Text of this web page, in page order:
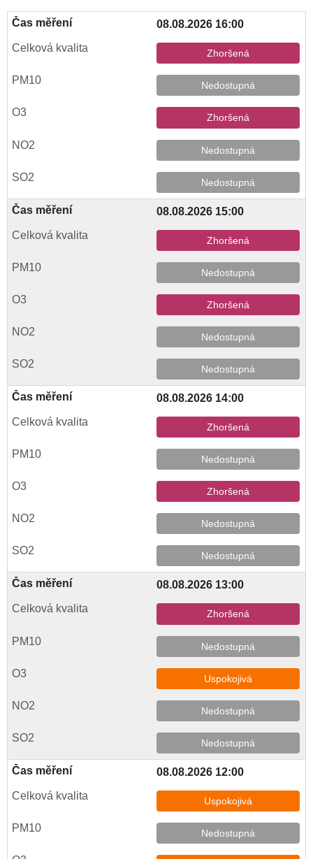
08.08.2026 16:00
Zhoršená
Nedostupná
Zhoršená
Nedostupná
Nedostupná
08.08.2026 15:00
Zhoršená
Nedostupná
Zhoršená
Nedostupná
Nedostupná
08.08.2026 14:00
Zhoršená
Nedostupná
Zhoršená
Nedostupná
Nedostupná
08.08.2026 13:00
Zhoršená
Nedostupná
Uspokojivá
Nedostupná
Nedostupná
08.08.2026 12:00
Uspokojivá
Nedostupná